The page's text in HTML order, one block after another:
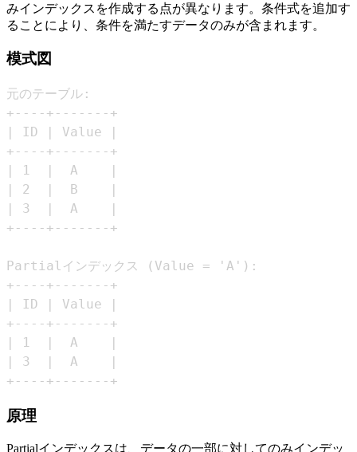
みインデックスを作成する点が異なります。条件式を追加す
ることにより、条件を満たすデータのみが含まれます。
模式図
+----+-------+
原理
Partialインデックスは、データの一部に対してのみインデッ